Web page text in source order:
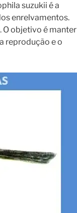
suzukii é a
enrelvamentos.
O objetivo é manter
reprodução e o